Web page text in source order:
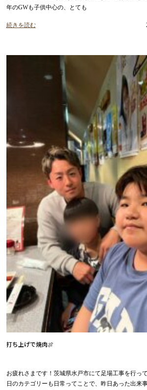
年のGWも子供中心の、とても
続きを読む
打ち上げで焼肉🍖
お疲れさまです！茨城県水戸市にて足場工事を行っ
日のカテゴリーも日常ってことで、昨日あった出来